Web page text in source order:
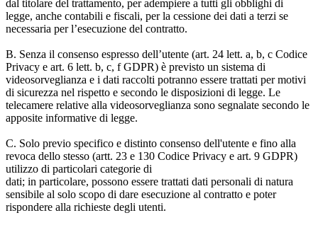
dal titolare del trattamento, per adempiere a tutti gli obblighi di
legge, anche contabili e fiscali, per la cessione dei dati a terzi se
necessaria per l’esecuzione del contratto.
B. Senza il consenso espresso dell’utente (art. 24 lett. a, b, c Codice
Privacy e art. 6 lett. b, c, f GDPR) è previsto un sistema di
videosorveglianza e i dati raccolti potranno essere trattati per motivi
di sicurezza nel rispetto e secondo le disposizioni di legge. Le
telecamere relative alla videosorveglianza sono segnalate secondo le
apposite informative di legge.
C. Solo previo specifico e distinto consenso dell'utente e fino alla
revoca dello stesso (artt. 23 e 130 Codice Privacy e art. 9 GDPR)
utilizzo di particolari categorie di
dati; in particolare, possono essere trattati dati personali di natura
sensibile al solo scopo di dare esecuzione al contratto e poter
rispondere alla richieste degli utenti.